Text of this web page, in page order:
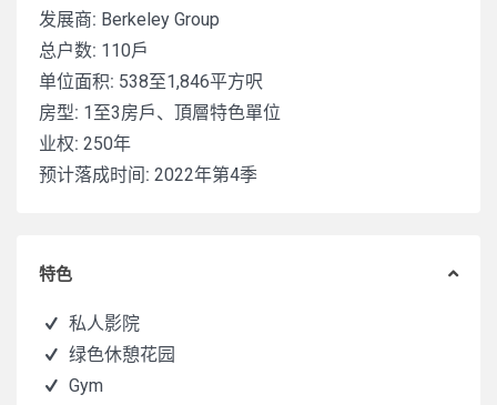
发展商: Berkeley Group
总户数: 110戶
单位面积: 538至1,846平方呎
房型: 1至3房戶、頂層特色單位
业权: 250年
预计落成时间: 2022年第4季
特色
私人影院
绿色休憩花园
Gym